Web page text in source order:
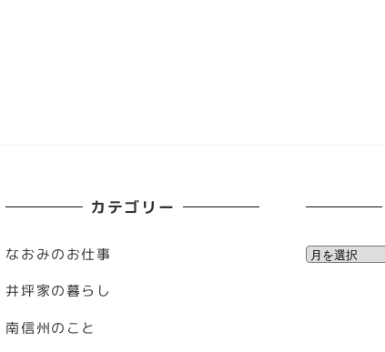
カテゴリー
なおみのお仕事
井坪家の暮らし
南信州のこと
ア